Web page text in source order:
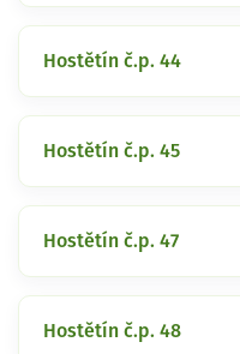
Hostětín č.p. 44
Hostětín č.p. 45
Hostětín č.p. 47
Hostětín č.p. 48